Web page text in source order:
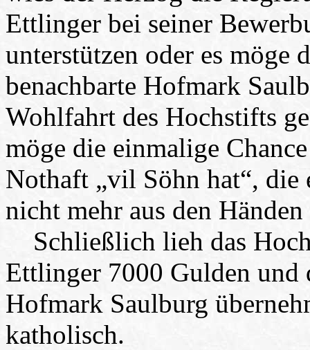
Ettlinger bei seiner
unterstützen oder es möge
benachbarte Hofmark
Wohlfahrt des Hochstifts
möge die einmalige
Nothaft „vil Söhn hat“, die
nicht mehr aus den
Schließlich lieh das
Ettlinger 7000 Gulden und
Hofmark Saulburg
katholisch.